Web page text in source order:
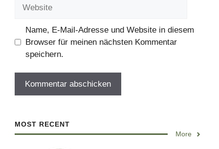
Name, E-Mail-Adresse und Website in diesem
Browser für meinen nächsten Kommentar
speichern.
MOST RECENT
More